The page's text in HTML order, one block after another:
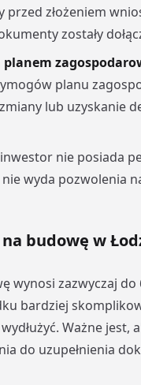
złożeniem
zostały
planu
lub uzyskanie
nie posiada
wyda pozwolenia
budowę w
wynosi zazwyczaj
bardziej
Ważne jest,
do uzupełnienia